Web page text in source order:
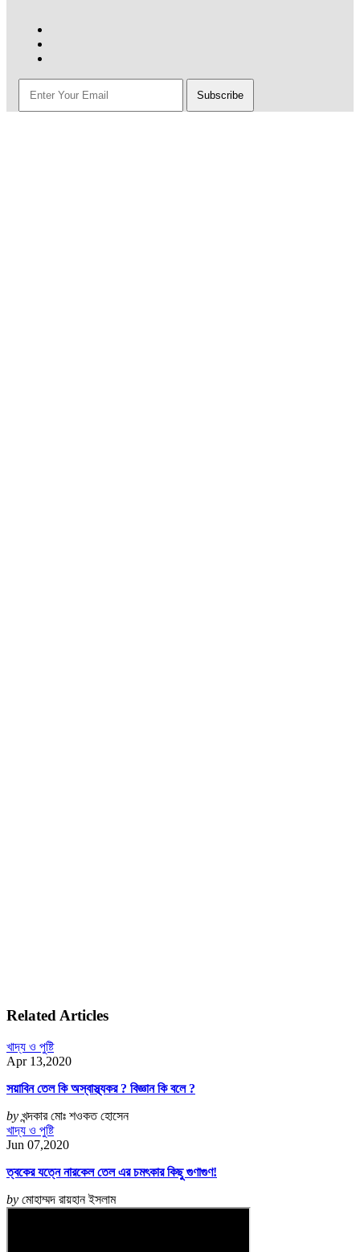
Related Articles
খাদ্য ও পুষ্টি
Apr 13,2020
সয়াবিন তেল কি অস্বাস্থ্যকর ? বিজ্ঞান কি বলে ?
by খন্দকার মোঃ শওকত হোসেন
খাদ্য ও পুষ্টি
Jun 07,2020
ত্বকের যত্নে নারকেল তেল এর চমৎকার কিছু গুণাগুণ!
by মোহাম্মদ রায়হান ইসলাম